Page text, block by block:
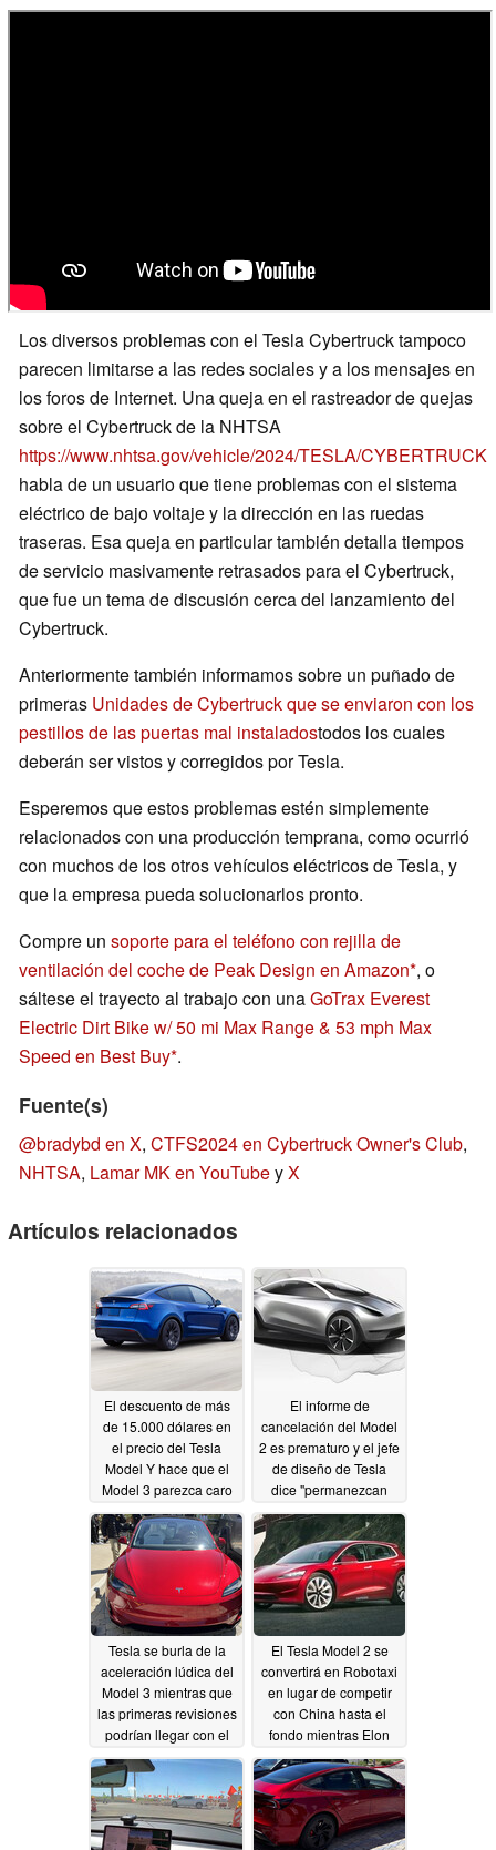
Los diversos problemas con el Tesla Cybertruck tampoco
parecen limitarse a las redes sociales y a los mensajes en
los foros de Internet. Una queja en el rastreador de quejas
sobre el Cybertruck de la NHTSA
https://www.nhtsa.gov/vehicle/2024/TESLA/CYBERTRUCK
habla de un usuario que tiene problemas con el sistema
eléctrico de bajo voltaje y la dirección en las ruedas
traseras. Esa queja en particular también detalla tiempos
de servicio masivamente retrasados para el Cybertruck,
que fue un tema de discusión cerca del lanzamiento del
Cybertruck.
Anteriormente también informamos sobre un puñado de
primeras Unidades de Cybertruck que se enviaron con los
pestillos de las puertas mal instaladostodos los cuales
deberán ser vistos y corregidos por Tesla.
Esperemos que estos problemas estén simplemente
relacionados con una producción temprana, como ocurrió
con muchos de los otros vehículos eléctricos de Tesla, y
que la empresa pueda solucionarlos pronto.
Compre un soporte para el teléfono con rejilla de
ventilación del coche de Peak Design en Amazon , o
sáltese el trayecto al trabajo con unaGoTrax Everest
Electric Dirt Bike w/ 50 mi Max Range & 53 mph Max
Speed en Best Buy .
Fuente(s)
@bradybd en X, CTFS2024 en Cybertruck Owner's Club,
NHTSA, Lamar MK en YouTubeyX
Artículos relacionados
El descuento de más
de 15.000 dólares en
el precio del Tesla
Model Y hace que el
Model 3 parezca caro
04/09/2024
El informe de
cancelación del Model
2 es prematuro y el jefe
de diseño de Tesla
dice "permanezcan
atentos04/08/2024
Tesla se burla de la
aceleración lúdica del
Model 3 mientras que
las primeras revisiones
podrían llegar con el
anuncio04/06/2024
El Tesla Model 2 se
convertirá en Robotaxi
en lugar de competir
con China hasta el
fondo mientras Elon
Musk se burla de su
presentación en
agosto04/06/2024